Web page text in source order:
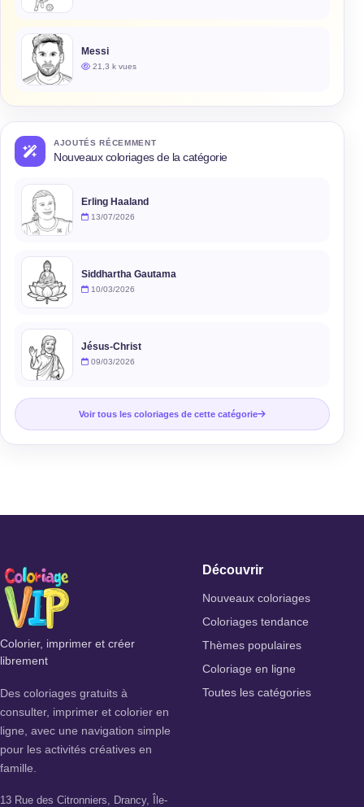
Messi
21,3 k vues
AJOUTÉS RÉCEMMENT
Nouveaux coloriages de la catégorie
Erling Haaland
13/07/2026
Siddhartha Gautama
10/03/2026
Jésus-Christ
09/03/2026
Voir tous les coloriages de cette catégorie
Colorier, imprimer et créer
librement
Des coloriages gratuits à
consulter, imprimer et colorier en
ligne, avec une navigation simple
pour les activités créatives en
famille.
13 Rue des Citronniers, Drancy, Île-
Découvrir
Nouveaux coloriages
Coloriages tendance
Thèmes populaires
Coloriage en ligne
Toutes les catégories